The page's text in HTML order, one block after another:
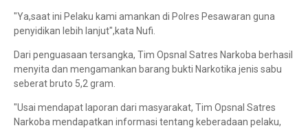
"Ya,saat ini Pelaku kami amankan di Polres Pesawaran guna
penyidikan lebih lanjut",kata Nufi.
Dari penguasaan tersangka, Tim Opsnal Satres Narkoba berhasil
menyita dan mengamankan barang bukti Narkotika jenis sabu
seberat bruto 5,2 gram.
"Usai mendapat laporan dari masyarakat, Tim Opsnal Satres
Narkoba mendapatkan informasi tentang keberadaan pelaku,